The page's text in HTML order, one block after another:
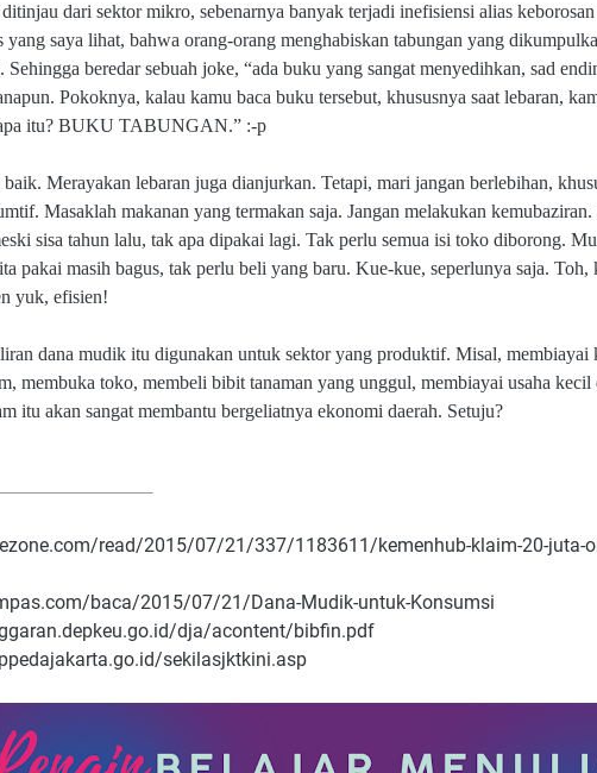
dari sektor mikro, sebenarnya banyak terjadi inefisiensi alias
yang saya lihat, bahwa orang-orang menghabiskan tabungan yang
beredar sebuah joke, “ada buku yang sangat menyedihkan, sad
Pokoknya, kalau kamu baca buku tersebut, khususnya saat lebaran,
itu? BUKU TABUNGAN.” :-p
Merayakan lebaran juga dianjurkan. Tetapi, mari jangan berlebihan,
Masaklah makanan yang termakan saja. Jangan melakukan
sisa tahun lalu, tak apa dipakai lagi. Tak perlu semua isi toko diborong.
pakai masih bagus, tak perlu beli yang baru. Kue-kue, seperlunya saja. Toh,
yuk, efisien!
dana mudik itu digunakan untuk sektor yang produktif. Misal, membiayai
membuka toko, membeli bibit tanaman yang unggul, membiayai usaha kecil
itu akan sangat membantu bergeliatnya ekonomi daerah. Setuju?
read/2015/07/21/337/1183611/kemenhub-klaim-20-juta-
baca/2015/07/21/Dana-Mudik-untuk-Konsumsi
dja/acontent/bibfin.pdf
sekilasjktkini.asp